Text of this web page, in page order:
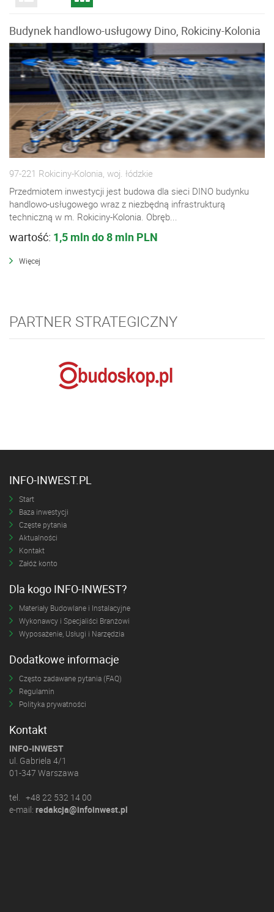
Budynek handlowo-usługowy Dino, Rokiciny-Kolonia
97-221 Rokiciny-Kolonia, woj. łódzkie
Przedmiotem inwestycji jest budowa dla sieci DINO budynku
handlowo-usługowego wraz z niezbędną infrastrukturą
techniczną w m. Rokiciny-Kolonia. Obręb...
wartość: 1,5 mln do 8 mln PLN
Więcej
PARTNER STRATEGICZNY
INFO-INWEST.PL
Start
Baza inwestycji
Częste pytania
Aktualności
Kontakt
Załóż konto
Dla kogo INFO-INWEST?
Materiały Budowlane i Instalacyjne
Wykonawcy i Specjaliści Branżowi
Wyposażenie, Usługi i Narzędzia
Dodatkowe informacje
Często zadawane pytania (FAQ)
Regulamin
Polityka prywatności
Kontakt
INFO-INWEST
ul. Gabriela 4/1
01-347 Warszawa
tel. +48 22 532 14 00
e-mail: redakcja@infoinwest.pl